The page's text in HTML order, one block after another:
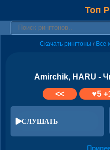
Топ
Скачать рингтоны / Все
Amirchik, HARU -
<<
♥5
СЛУШАТЬ